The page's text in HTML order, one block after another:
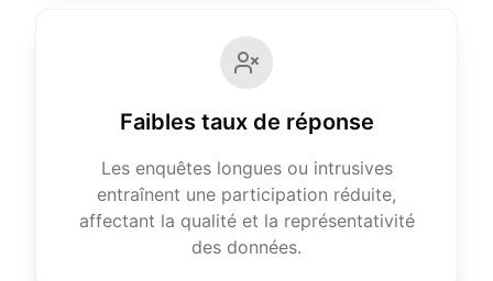
Faibles taux de réponse
Les enquêtes longues ou intrusives
entraînent une participation réduite,
affectant la qualité et la représentativité
des données.